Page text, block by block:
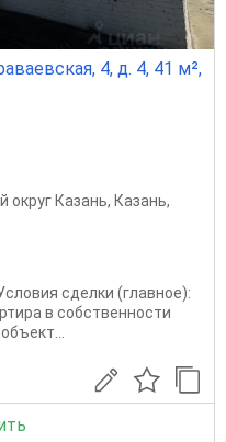
4, д. 4, 41 м²,
округ Казань, Казань,
сделки (главное):
в собственности